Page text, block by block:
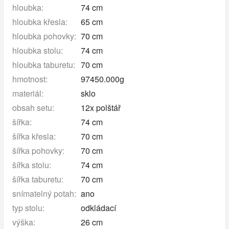
hloubka:
74 cm
hloubka křesla:
65 cm
hloubka pohovky: 70 cm
hloubka stolu:
74 cm
hloubka taburetu: 70 cm
hmotnost:
97450.000g
materiál:
sklo
obsah setu:
12x polštář
šířka:
74 cm
šířka křesla:
70 cm
šířka pohovky:
70 cm
šířka stolu:
74 cm
šířka taburetu:
70 cm
snímatelný potah: ano
typ stolu:
odkládací
výška:
26 cm